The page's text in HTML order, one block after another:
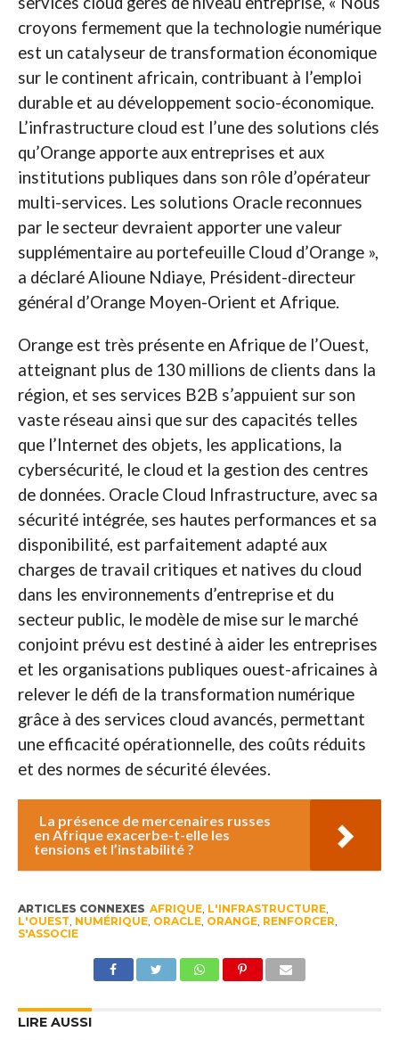
croyons fermement que la technologie numérique
est un catalyseur de transformation économique
sur le continent africain, contribuant à l’emploi
durable et au développement socio-économique.
L’infrastructure cloud est l’une des solutions clés
qu’Orange apporte aux entreprises et aux
institutions publiques dans son rôle d’opérateur
multi-services. Les solutions Oracle reconnues
par le secteur devraient apporter une valeur
supplémentaire au portefeuille Cloud d’Orange »,
a déclaré Alioune Ndiaye, Président-directeur
général d’Orange Moyen-Orient et Afrique.
Orange est très présente en Afrique de l’Ouest,
atteignant plus de 130 millions de clients dans la
région, et ses services B2B s’appuient sur son
vaste réseau ainsi que sur des capacités telles
que l’Internet des objets, les applications, la
cybersécurité, le cloud et la gestion des centres
de données. Oracle Cloud Infrastructure, avec sa
sécurité intégrée, ses hautes performances et sa
disponibilité, est parfaitement adapté aux
charges de travail critiques et natives du cloud
dans les environnements d’entreprise et du
secteur public, le modèle de mise sur le marché
conjoint prévu est destiné à aider les entreprises
et les organisations publiques ouest-africaines à
relever le défi de la transformation numérique
grâce à des services cloud avancés, permettant
une efficacité opérationnelle, des coûts réduits
et des normes de sécurité élevées.
La présence de mercenaires russes
en Afrique exacerbe-t-elle les
tensions et l’instabilité ?
ARTICLES CONNEXES AFRIQUE, L'INFRASTRUCTURE,
L'OUEST NUMÉRIQUE, ORACLE, ORANGE, RENFORCER
S'ASSOCIE
LIRE AUSSI